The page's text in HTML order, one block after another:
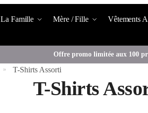
La Famille Mère / Fille Vêtements
Offre promo limitée aux 100
» T-Shirts Assorti
T-Shirts